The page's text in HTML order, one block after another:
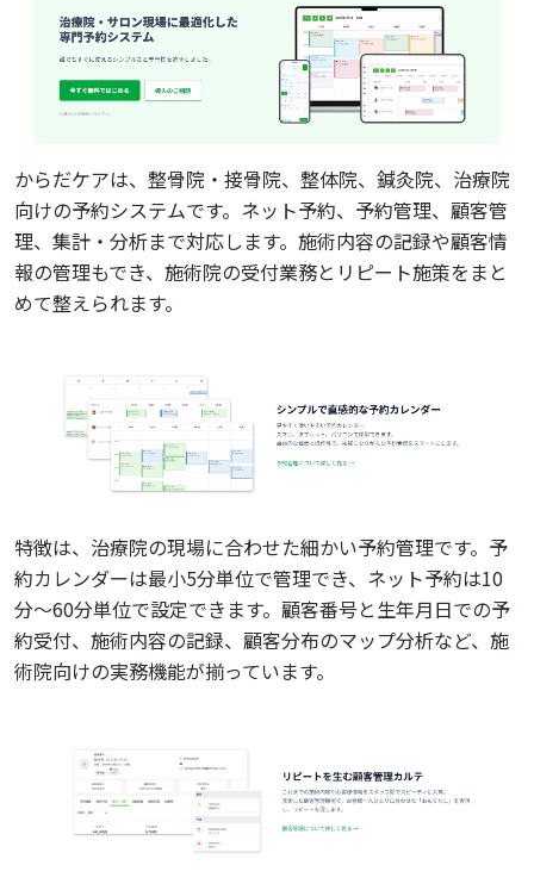
からだケアは、整骨院・接骨院、整体院、鍼灸院、治療院
向けの予約システムです。ネット予約、予約管理、顧客管
理、集計・分析まで対応します。施術内容の記録や顧客情
報の管理もでき、施術院の受付業務とリピート施策をまと
めて整えられます。
特徴は、治療院の現場に合わせた細かい予約管理です。予
約カレンダーは最小5分単位で管理でき、ネット予約は10
分〜60分単位で設定できます。顧客番号と生年月日での予
約受付、施術内容の記録、顧客分布のマップ分析など、施
術院向けの実務機能が揃っています。